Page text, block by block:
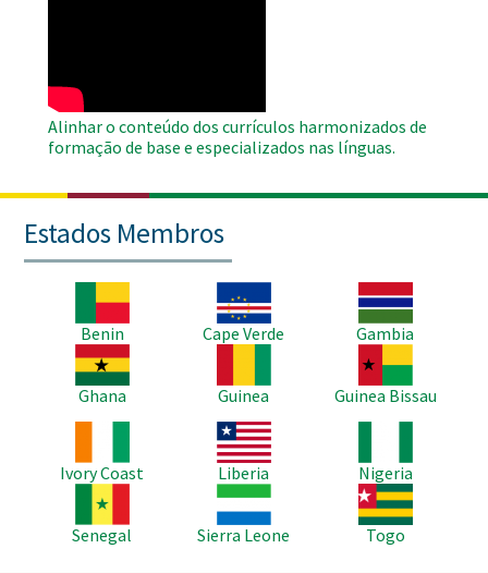
Alinhar o conteúdo dos currículos harmonizados de
formação de base e especializados nas línguas.
Estados Membros
Benin
Imagem
Cape Verde
Imagem
Gambia
Imagem
Ghana
Guinea
Imagem
Guinea Bissau
Ivory Coast
Imagem
Liberia
Nigeria
Imagem
Senegal
Imagem
Sierra Leone
Imagem
Togo